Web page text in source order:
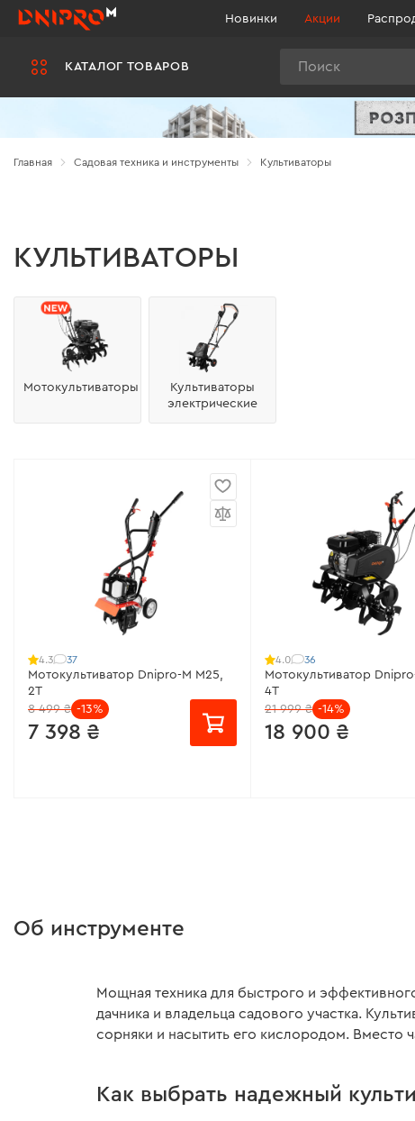
КАТАЛОГ ТОВАРОВ
Новинки Акции
Главная Садовая техника и инструменты Культиваторы
КУЛЬТИВАТОРЫ
Мотокультиваторы
Культиваторы
электрические
4.3 37
Мотокультиватор Dnipro-M M25,
2Т
8 499 ₴ -13%
7 398 ₴
4.0 36
Мотокультиватор
4Т
21 999 ₴ -14%
18 900 ₴
Все характеристики>
Об инструменте
Мощная техника для быстрого и
дачника и владельца садового участка.
сорняки и насытить его кислородом. Вместо
Как выбрать надежный